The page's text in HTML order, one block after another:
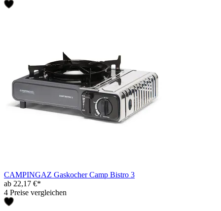
CAMPINGAZ Gaskocher Camp Bistro 3
ab 22,17 €*
4 Preise vergleichen